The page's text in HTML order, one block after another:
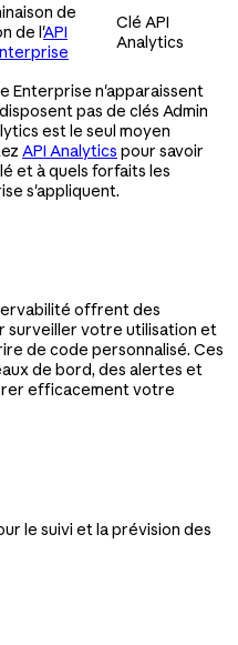
de
de l'API
Clé API
Analytics
Enterprise n'apparaissent
pas de clés Admin
est le seul moyen
API Analytics pour savoir
et à quels forfaits les
s'appliquent.
offrent des
surveiller votre utilisation et
de code personnalisé. Ces
de bord, des alertes et
efficacement votre
le suivi et la prévision des